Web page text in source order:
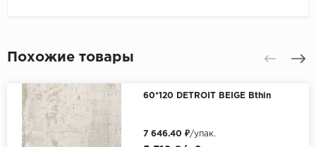
Похожие товары
60*120 DETROIT BEIGE Bthin
7 646.40 ₽/упак.